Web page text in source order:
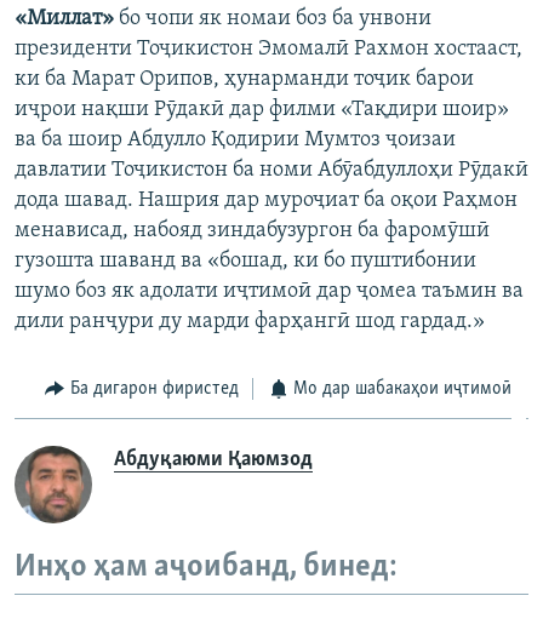
«Миллат» бо чопи як номаи боз ба унвони
президенти Тоҷикистон Эмомалӣ Рахмон хостааст,
ки ба Марат Орипов, ҳунарманди тоҷик барои
иҷрои нақши Рӯдакӣ дар филми «Тақдири шоир»
ва ба шоир Абдулло Қодирии Мумтоз ҷоизаи
давлатии Тоҷикистон ба номи Абӯабдуллоҳи Рӯдакӣ
дода шавад. Нашрия дар муроҷиат ба оқои Раҳмон
менависад, набояд зиндабузургон ба фаромӯшӣ
гузошта шаванд ва «бошад, ки бо пуштибонии
шумо боз як адолати иҷтимоӣ дар ҷомеа таъмин ва
дили ранҷури ду марди фарҳангӣ шод гардад.»
Ба дигарон фиристед Мо дар шабакаҳои иҷтимоӣ
Абдуқаюми Қаюмзод
Инҳо ҳам аҷоибанд, бинед: